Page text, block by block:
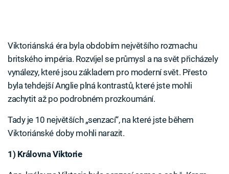
Viktoriánská éra byla obdobím největšího rozmachu
britského impéria. Rozvíjel se průmysl a na svět přicházely
vynálezy, které jsou základem pro moderní svět. Přesto
byla tehdejší Anglie plná kontrastů, které jste mohli
zachytit až po podrobném prozkoumání.
Tady je 10 největších „senzací“, na které jste během
Viktoriánské doby mohli narazit.
1) Královna Viktorie